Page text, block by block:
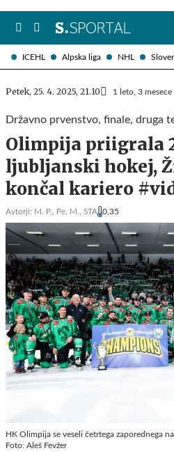
ICEHL Alpska liga NHL
Petek, 25. 4. 2025, 21.10 1 leto, 3 mesece
Državno prvenstvo, finale, druga
Olimpija priigrala
ljubljanski hokej,
končal kariero
Avtorji: M. P., Pe. M., STA 0,35
HK Olimpija se veseli četrtega zaporednega
Foto: Aleš Fevžer